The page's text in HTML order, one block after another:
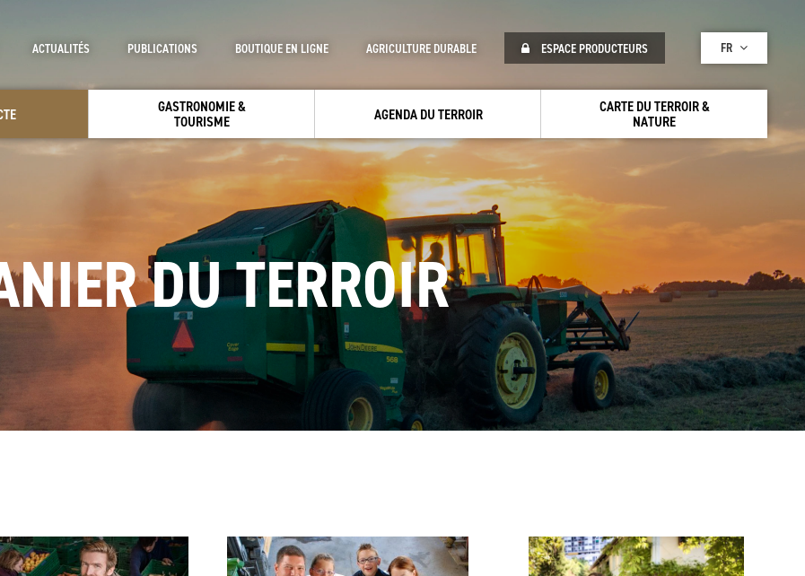
GASTRONOMIE &
TOURISME
AGENDA DU TERROIR
CARTE DU TERROIR &
NATURE
ACTUALITÉS PUBLICATIONS BOUTIQUE EN LIGNE AGRICULTURE DURABLE ESPACE PRODUCTEURS FR
DU TERROIR